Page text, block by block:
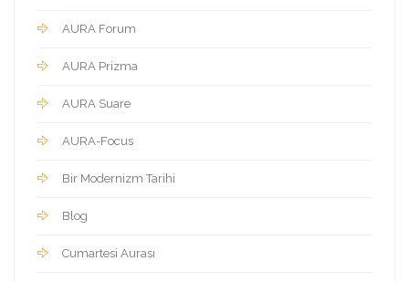
AURA Forum
AURA Prizma
AURA Suare
AURA-Focus
Bir Modernizm Tarihi
Blog
Cumartesi Aurası